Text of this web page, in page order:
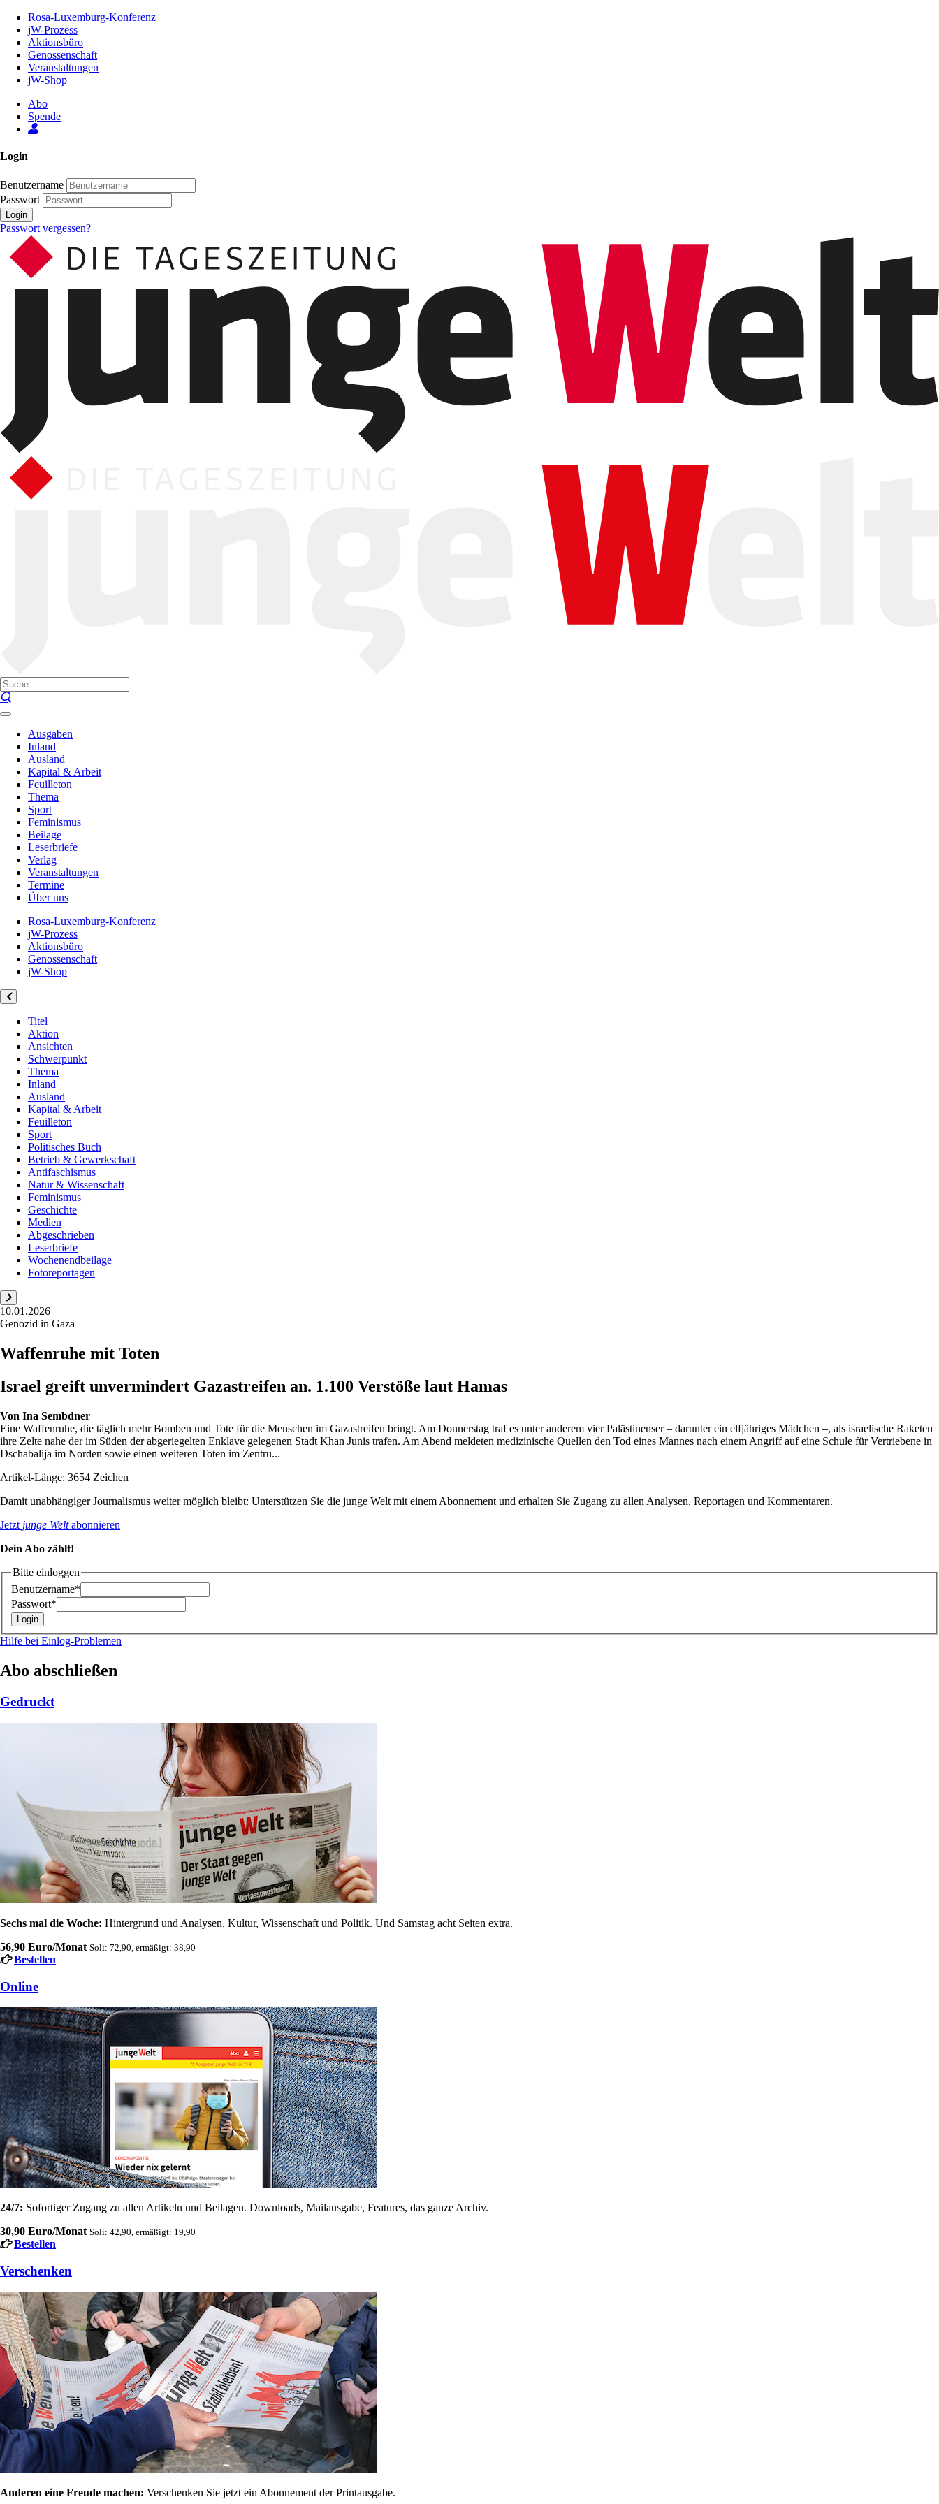
Inhalt
Seite
Rosa-Luxemburg-Konferenz
jW-Prozess
Aktionsbüro
Genossenschaft
Veranstaltungen
jW-Shop
Abo
Spende
Login
Benutzername
Passwort
Login
Passwort vergessen?
Ausgaben
Inland
Ausland
Kapital & Arbeit
Feuilleton
Thema
Sport
Feminismus
Beilage
Leserbriefe
Verlag
Veranstaltungen
Termine
Über uns
Rosa-Luxemburg-Konferenz
jW-Prozess
Aktionsbüro
Genossenschaft
jW-Shop
Titel
Aktion
Ansichten
Schwerpunkt
Thema
Inland
Ausland
Kapital & Arbeit
Feuilleton
Sport
Politisches Buch
Betrieb & Gewerkschaft
Antifaschismus
Natur & Wissenschaft
Feminismus
Geschichte
Medien
Abgeschrieben
Leserbriefe
Wochenendbeilage
Fotoreportagen
10.01.2026
Genozid in Gaza
Waffenruhe mit Toten
Israel greift unvermindert Gazastreifen an. 1.100 Verstöße laut Hamas
Von Ina Sembdner
Eine Waffenruhe, die täglich mehr Bomben und Tote für die Menschen im Gazastreifen bringt. Am Donnerstag traf es unter anderem vier Palästinenser – darunter ein elfjähriges Mädchen –, als israelische Raketen
ihre Zelte nahe der im Süden der abgeriegelten Enklave gelegenen Stadt Khan Junis trafen. Am Abend meldeten medizinische Quellen den Tod eines Mannes nach einem Angriff auf eine Schule für Vertriebene in
Dschabalija im Norden sowie einen weiteren Toten im Zentru...
Artikel-Länge: 3654 Zeichen
Damit unabhängiger Journalismus weiter möglich bleibt: Unterstützen Sie die junge Welt mit einem Abonnement und erhalten Sie Zugang zu allen Analysen, Reportagen und Kommentaren.
Jetzt junge Weltabonnieren
Dein Abo zählt!
Bitte einloggen
Benutzername*
Passwort*
Hilfe bei Einlog-Problemen
Abo abschließen
Gedruckt
Sechs mal die Woche: Hintergrund und Analysen, Kultur, Wissenschaft und Politik. Und Samstag acht Seiten extra.
56,90 Euro/Monat Soli: 72,90, ermäßigt: 38,90
Bestellen
Online
24/7: Sofortiger Zugang zu allen Artikeln und Beilagen. Downloads, Mailausgabe, Features, das ganze Archiv.
30,90 Euro/Monat Soli: 42,90, ermäßigt: 19,90
Bestellen
Verschenken
Anderen eine Freude machen: Verschenken Sie jetzt ein Abonnement der Printausgabe.